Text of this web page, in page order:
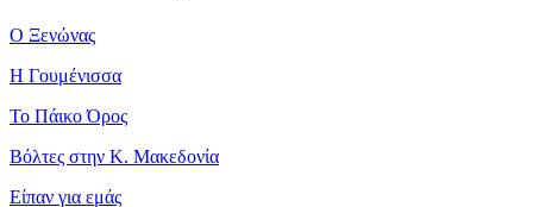
Ο Ξενώνας
Η Γουμένισσα
Το Πάικο Όρος
Βόλτες στην Κ. Μακεδονία
Είπαν για εμάς